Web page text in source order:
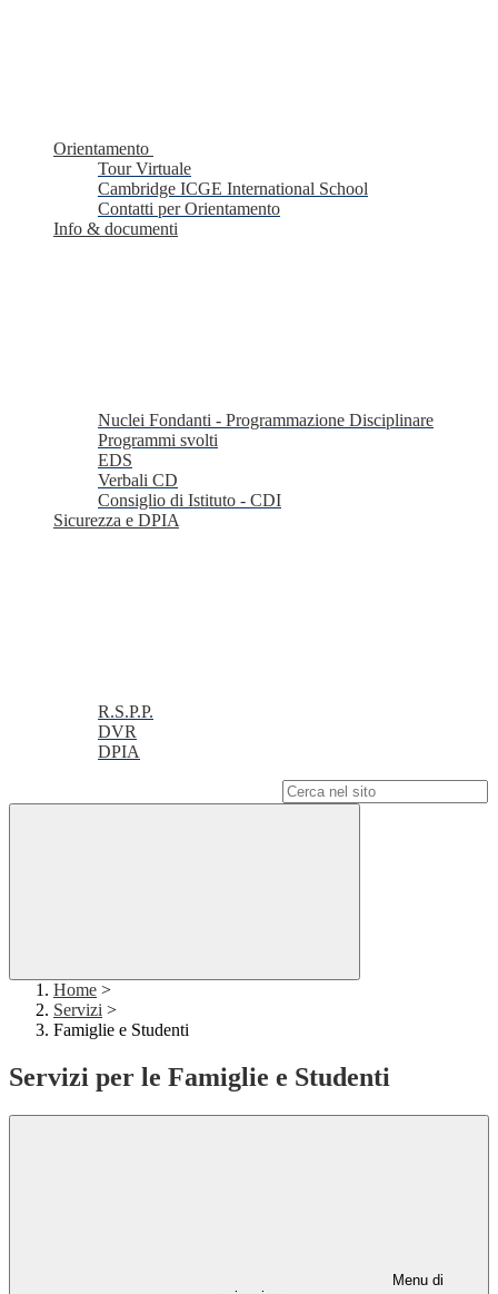
Orientamento
Tour Virtuale
Cambridge ICGE International School
Contatti per Orientamento
Info & documenti
Nuclei Fondanti - Programmazione Disciplinare
Programmi svolti
EDS
Verbali CD
Consiglio di Istituto - CDI
Sicurezza e DPIA
R.S.P.P.
DVR
DPIA
Home >
Servizi >
Famiglie e Studenti
Servizi per le Famiglie e Studenti
Menu di